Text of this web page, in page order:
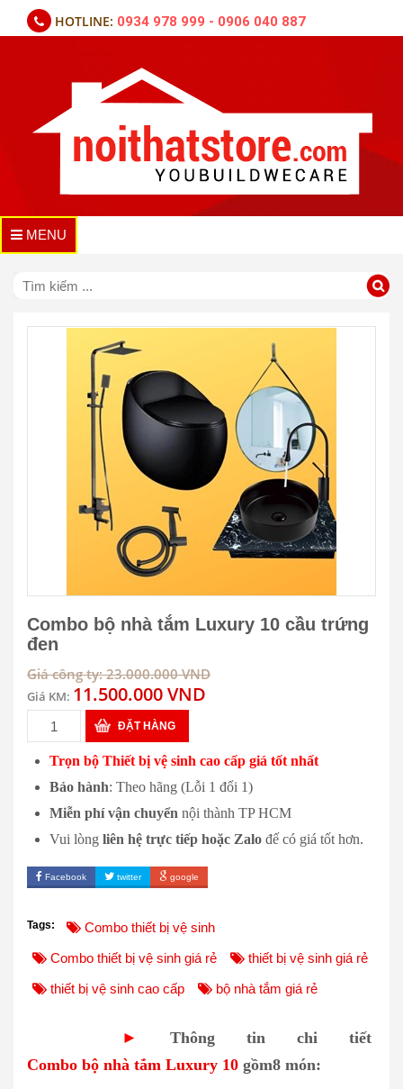
HOTLINE: 0934 978 999 - 0906 040 887
MENU
Combo bộ nhà tắm Luxury 10 cầu trứng
đen
Giá công ty: 23.000.000 VND
Giá KM: 11.500.000 VND
ĐẶT HÀNG
Trọn bộ Thiết bị vệ sinh cao cấp giá tốt nhất
Bảo hành: Theo hãng (Lỗi 1 đổi 1)
Miễn phí vận chuyển nội thành TP HCM
Vui lòng liên hệ trực tiếp hoặc Zalo đế có giá tốt hơn.
Facebook twitter google
Tags:
Combo thiết bị vệ sinh
Combo thiết bị vệ sinh giá rẻ
thiết bị vệ sinh giá rẻ
thiết bị vệ sinh cao cấp
bộ nhà tắm giá rẻ
►
Thông tin chi tiết
Combo bộ nhà tắm Luxury 10 gồm8 món: